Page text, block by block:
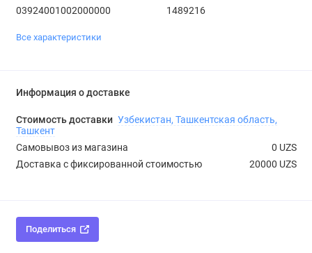
03924001002000000 1489216
Все характеристики
Информация о доставке
Стоимость доставки Узбекистан, Ташкентская область,
Ташкент
Самовывоз из магазина
0 UZS
Доставка с фиксированной стоимостью
20000 UZS
Поделиться